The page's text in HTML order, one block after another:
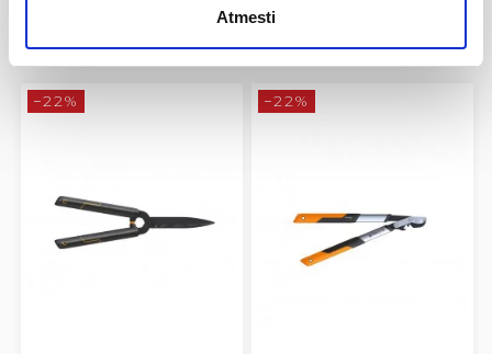
Atmesti
Peržiūrėtos prekės:
−22% −22%